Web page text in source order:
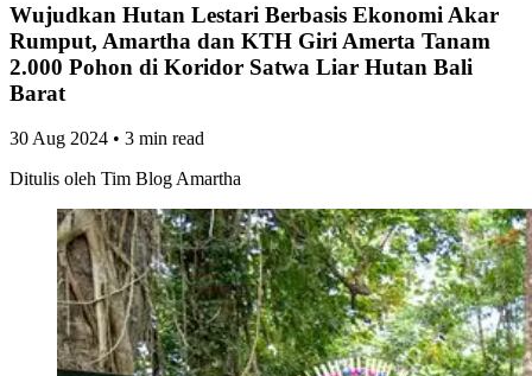
Wujudkan Hutan Lestari Berbasis Ekonomi Akar
Rumput, Amartha dan KTH Giri Amerta Tanam
2.000 Pohon di Koridor Satwa Liar Hutan Bali
Barat
30 Aug 2024 • 3 min read
Ditulis oleh Tim Blog Amartha